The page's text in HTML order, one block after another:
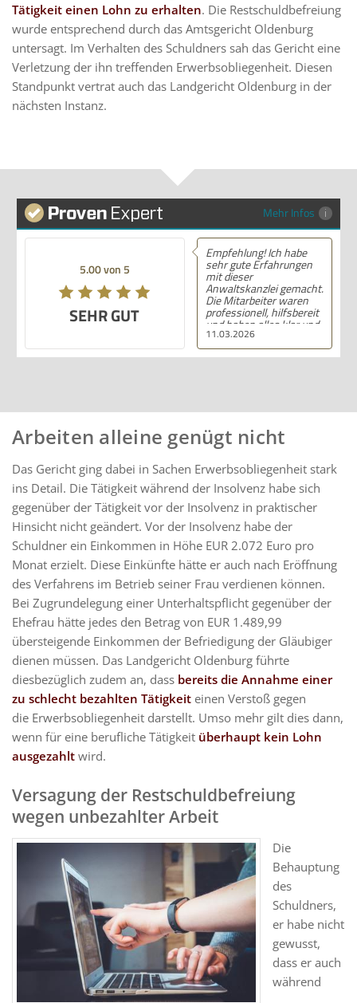
Tätigkeit einen Lohn zu erhalten. Die Restschuldbefreiung
wurde entsprechend durch das Amtsgericht Oldenburg
untersagt. Im Verhalten des Schuldners sah das Gericht eine
Verletzung der ihn treffenden Erwerbsobliegenheit. Diesen
Standpunkt vertrat auch das Landgericht Oldenburg in der
nächsten Instanz.
Mehr Infos
5.00 von 5
SEHR GUT
11.03.2026
Empfehlung! Ich habe
sehr gute Erfahrungen
mit dieser
Anwaltskanzlei gemacht.
Die Mitarbeiter waren
professionell, hilfsbereit
und haben alles klar und
deutlich erklärt. Ich bin
mit der Beratung sehr
zufrieden und kann ihre
Arbeiten alleine genügt nicht
Das Gericht ging dabei in Sachen Erwerbsobliegenheit stark
ins Detail. Die Tätigkeit während der Insolvenz habe sich
gegenüber der Tätigkeit vor der Insolvenz in praktischer
Hinsicht nicht geändert. Vor der Insolvenz habe der
Schuldner ein Einkommen in Höhe EUR 2.072 Euro pro
Monat erzielt. Diese Einkünfte hätte er auch nach Eröffnung
des Verfahrens im Betrieb seiner Frau verdienen können.
Bei Zugrundelegung einer Unterhaltspflicht gegenüber der
Ehefrau hätte jedes den Betrag von EUR 1.489,99
übersteigende Einkommen der Befriedigung der Gläubiger
dienen müssen. Das Landgericht Oldenburg führte
diesbezüglich zudem an, dass bereits die Annahme einer
zu schlecht bezahlten Tätigkeit einen Verstoß gegen
die Erwerbsobliegenheit darstellt. Umso mehr gilt dies dann,
wenn für eine berufliche Tätigkeit überhaupt kein Lohn
ausgezahlt wird.
Versagung der Restschuldbefreiung
wegen unbezahlter Arbeit
Die
Behauptung
des
Schuldners,
er habe nicht
gewusst,
dass er auch
während